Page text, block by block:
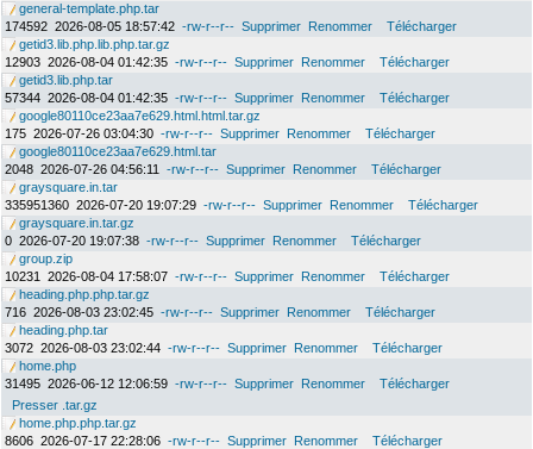
general-template.php.tar
174592 2026-08-05 18:57:42 -rw-r--r-- Supprimer Renommer
Télécharger
getid3.lib.php.lib.php.tar.gz
12903 2026-08-04 01:42:35 -rw-r--r-- Supprimer Renommer
Télécharger
getid3.lib.php.tar
57344 2026-08-04 01:42:35 -rw-r--r-- Supprimer Renommer
Télécharger
google80110ce23aa7e629.html.html.tar.gz
175 2026-07-26 03:04:30 -rw-r--r-- Supprimer Renommer
Télécharger
google80110ce23aa7e629.html.tar
2048 2026-07-26 04:56:11 -rw-r--r-- Supprimer Renommer
Télécharger
graysquare.in.tar
335951360 2026-07-20 19:07:29 -rw-r--r-- Supprimer Renommer
Télécharger
graysquare.in.tar.gz
0 2026-07-20 19:07:38 -rw-r--r-- Supprimer Renommer
Télécharger
group.zip
10231
2026-08-04 17:58:07 -rw-r--r-- Supprimer Renommer
Télécharger
heading.php.php.tar.gz
716 2026-08-03 23:02:45 -rw-r--r-- Supprimer Renommer
Télécharger
heading.php.tar
3072 2026-08-03 23:02:44 -rw-r--r-- Supprimer Renommer
Télécharger
home.php
31495 2026-06-12 12:06:59 -rw-r--r-- Supprimer Renommer
Télécharger
Presser .tar.gz
home.php.php.tar.gz
8606 2026-07-17 22:28:06 -rw-r--r-- Supprimer Renommer
Télécharger